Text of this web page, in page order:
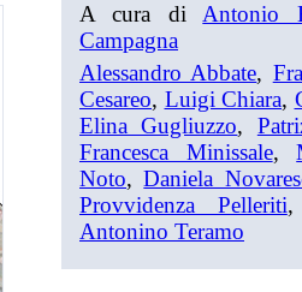
A cura di Antonio
Campagna
Alessandro Abbate,
Cesareo, Luigi Chiara,
Elina Gugliuzzo,
Francesca Minissale,
Noto,Daniela
Provvidenza Pelleriti
Antonino Teramo